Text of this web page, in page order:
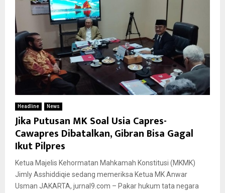
Headline News
Jika Putusan MK Soal Usia Capres-
Cawapres Dibatalkan, Gibran Bisa Gagal
Ikut Pilpres
Ketua Majelis Kehormatan Mahkamah Konstitusi (MKMK)
Jimly Asshiddiqie sedang memeriksa Ketua MK Anwar
Usman JAKARTA, jurnal9.com – Pakar hukum tata negara